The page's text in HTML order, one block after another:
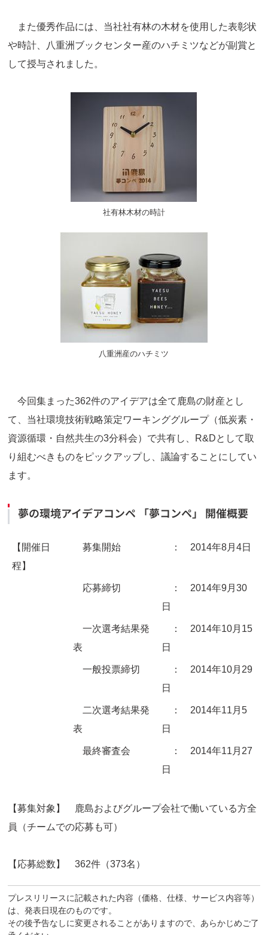
また優秀作品には、当社社有林の木材を使用した表彰状
や時計、八重洲ブックセンター産のハチミツなどが副賞と
して授与されました。
社有林木材の時計
八重洲産のハチミツ
今回集まった362件のアイデアは全て鹿島の財産とし
て、当社環境技術戦略策定ワーキンググループ（低炭素・
資源循環・自然共生の3分科会）で共有し、R&Dとして取
り組むべきものをピックアップし、議論することにしてい
ます。
夢の環境アイデアコンペ 「夢コンペ」 開催概要
【開催日
程】
募集開始 ： 2014年8月4日
応募締切
： 2014年9月30
日
一次選考結果発
表
： 2014年10月15
日
一般投票締切
： 2014年10月29
日
二次選考結果発
表
： 2014年11月5
日
最終審査会
： 2014年11月27
日
【募集対象】 鹿島およびグループ会社で働いている方全
員（チームでの応募も可）
【応募総数】 362件（373名）
プレスリリースに記載された内容（価格、仕様、サービス内容等）
は、発表日現在のものです。
その後予告なしに変更されることがありますので、あらかじめご了